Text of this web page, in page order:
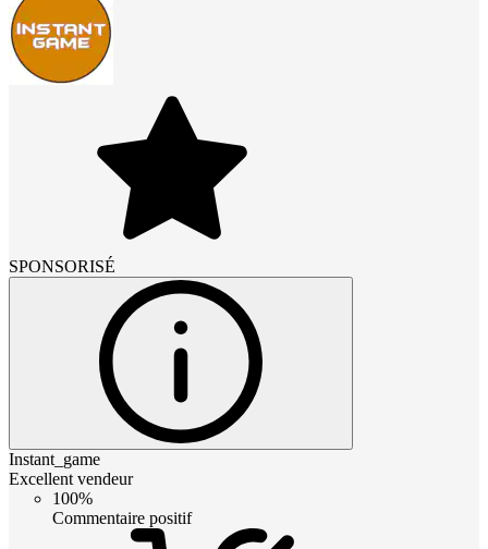
SPONSORISÉ
Instant_game
Excellent vendeur
100%
Commentaire positif